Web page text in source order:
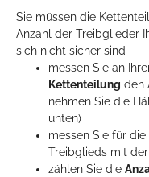
Sie müssen die
Anzahl der Treibglieder
sich nicht sicher sind
messen Sie an
Kettenteilung den
nehmen Sie die
unten)
messen Sie für die
Treibglieds mit
zählen Sie die